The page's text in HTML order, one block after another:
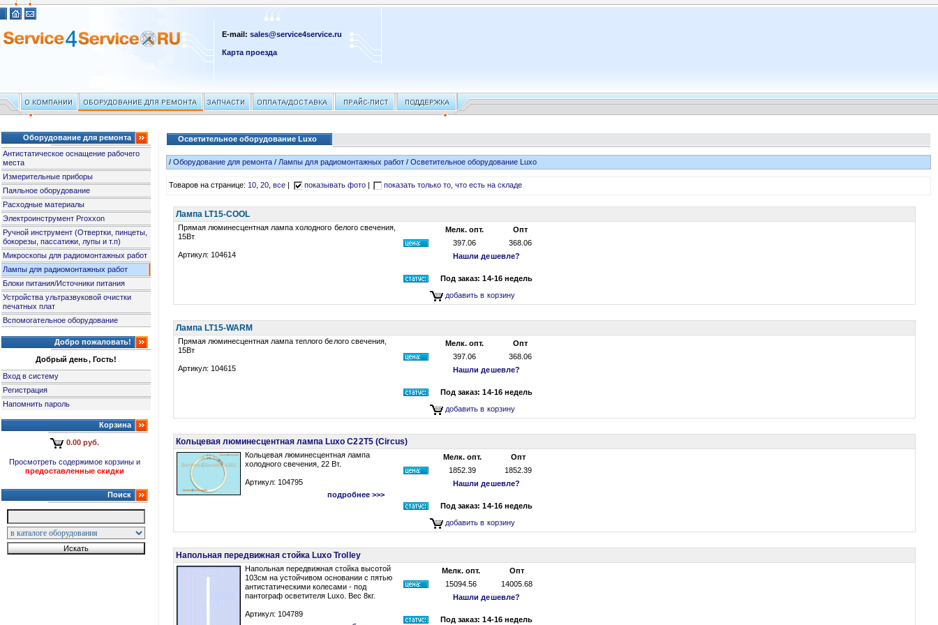
E-mail:sales@service4service.ru
Карта проезда
Оборудование для ремонта
Антистатическое оснащение рабочего
места
Измерительные приборы
Паяльное оборудование
Расходные материалы
Электроинструмент Proxxon
Ручной инструмент (Отвертки, пинцеты,
бокорезы, пассатижи, лупы и т.п)
Микроскопы для радиомонтажных работ
Лампы для радиомонтажных работ
Блоки питания/Источники питания
Устройства ультразвуковой очистки
печатных плат
Вспомогательное оборудование
Добро пожаловать!
Добрый день, Гость!
Вход в систему
Регистрация
Напомнить пароль
Корзина
0.00 руб.
Просмотреть содержимое корзины и
предоставленные скидки
Поиск
Осветительное оборудование Luxo
/Оборудование для ремонта / Лампы для радиомонтажных работ/ Осветительное оборудование Luxo
Товаров на странице:10,20,все показывать фото| показать только то, что есть на складе
Лампа LT15-COOL
Прямая люминесцентная лампа холодного белого свечения,
15Вт
Артикул: 104614
Мелк. опт.
Опт
397.06
368.06
Нашли дешевле?
Под заказ: 14-16 недель
добавить в корзину
Лампа LT15-WARM
Прямая люминесцентная лампа теплого белого свечения,
15Вт
Артикул: 104615
Мелк. опт.
Опт
397.06
368.06
Нашли дешевле?
Под заказ: 14-16 недель
добавить в корзину
Кольцевая люминесцентная лампа Luxo С22T5 (Circus)
Кольцевая люминесцентная лампа
холодного свечения, 22 Вт.
Артикул: 104795
подробнее >>>
Мелк. опт.
Опт
1852.39
1852.39
Нашли дешевле?
Под заказ: 14-16 недель
добавить в корзину
Напольная передвижная стойка Luxo Trolley
Напольная передвижная стойка высотой
103см на устойчивом основании с пятью
антистатическими колесами - под
пантограф осветителя Luxo. Вес 8кг.
Артикул: 104789
Мелк. опт.
Опт
15094.56
14005.68
Нашли дешевле?
Под заказ: 14-16 недель